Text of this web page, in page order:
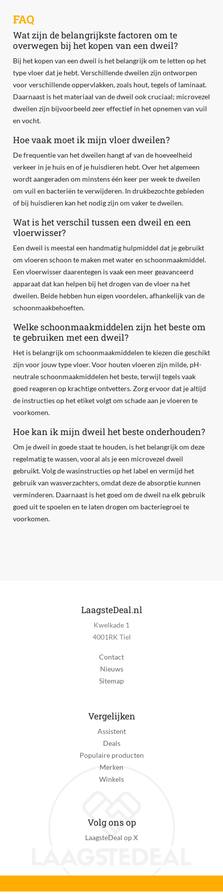
FAQ
Wat zijn de belangrijkste factoren om te
overwegen bij het kopen van een dweil?
Bij het kopen van een dweil is het belangrijk om te letten op het
type vloer dat je hebt. Verschillende dweilen zijn ontworpen
voor verschillende oppervlakken, zoals hout, tegels of laminaat.
Daarnaast is het materiaal van de dweil ook cruciaal; microvezel
dweilen zijn bijvoorbeeld zeer effectief in het opnemen van vuil
en vocht.
Hoe vaak moet ik mijn vloer dweilen?
De frequentie van het dweilen hangt af van de hoeveelheid
verkeer in je huis en of je huisdieren hebt. Over het algemeen
wordt aangeraden om minstens één keer per week te dweilen
om vuil en bacteriën te verwijderen. In drukbezochte gebieden
of bij huisdieren kan het nodig zijn om vaker te dweilen.
Wat is het verschil tussen een dweil en een
vloerwisser?
Een dweil is meestal een handmatig hulpmiddel dat je gebruikt
om vloeren schoon te maken met water en schoonmaakmiddel.
Een vloerwisser daarentegen is vaak een meer geavanceerd
apparaat dat kan helpen bij het drogen van de vloer na het
dweilen. Beide hebben hun eigen voordelen, afhankelijk van de
schoonmaakbehoeften.
Welke schoonmaakmiddelen zijn het beste om
te gebruiken met een dweil?
Het is belangrijk om schoonmaakmiddelen te kiezen die geschikt
zijn voor jouw type vloer. Voor houten vloeren zijn milde, pH-
neutrale schoonmaakmiddelen het beste, terwijl tegels vaak
goed reageren op krachtige ontvetters. Zorg ervoor dat je altijd
de instructies op het etiket volgt om schade aan je vloeren te
voorkomen.
Hoe kan ik mijn dweil het beste onderhouden?
Om je dweil in goede staat te houden, is het belangrijk om deze
regelmatig te wassen, vooral als je een microvezel dweil
gebruikt. Volg de wasinstructies op het label en vermijd het
gebruik van wasverzachters, omdat deze de absorptie kunnen
verminderen. Daarnaast is het goed om de dweil na elk gebruik
goed uit te spoelen en te laten drogen om bacteriegroei te
voorkomen.
LaagsteDeal.nl
Kwelkade 1
4001RK Tiel
Contact
Nieuws
Sitemap
Vergelijken
Assistent
Deals
Populaire producten
Merken
Winkels
Volg ons op
LaagsteDeal op X